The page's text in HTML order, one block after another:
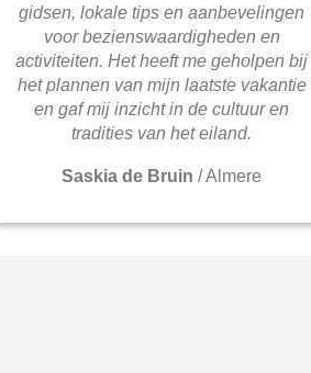
gidsen, lokale tips en aanbevelingen
voor bezienswaardigheden en
activiteiten. Het heeft me geholpen bij
het plannen van mijn laatste vakantie
en gaf mij inzicht in de cultuur en
tradities van het eiland.
Saskia de Bruin /Almere